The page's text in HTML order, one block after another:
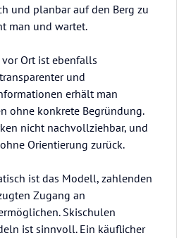
und planbar auf den Berg zu
man und wartet.
Ort ist ebenfalls
und
erhält man
ohne konkrete Begründung.
nicht nachvollziehbar, und
Orientierung zurück.
ist das Modell, zahlenden
Zugang an
Skischulen
ist sinnvoll. Ein käuflicher